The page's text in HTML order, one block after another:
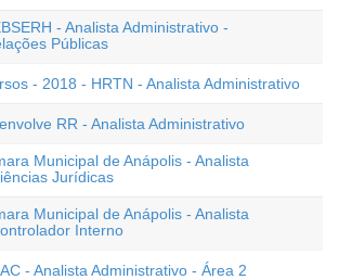
- Analista Administrativo -
Públicas
- 2018 - HRTN - Analista Administrativo
RR - Analista Administrativo
Municipal de Anápolis - Analista
Jurídicas
Municipal de Anápolis - Analista
Interno
- Analista Administrativo - Área 2